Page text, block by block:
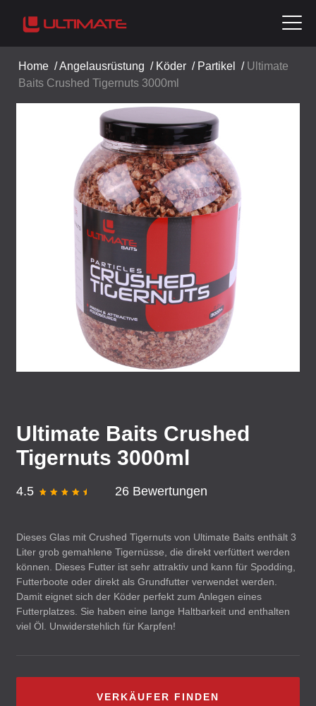
Home /Angelausrüstung / Köder / Partikel / Ultimate
Baits Crushed Tigernuts 3000ml
Ultimate Baits Crushed
Tigernuts 3000ml
4.5 26 Bewertungen
Dieses Glas mit Crushed Tigernuts von Ultimate Baits enthält 3
Liter grob gemahlene Tigernüsse, die direkt verfüttert werden
können. Dieses Futter ist sehr attraktiv und kann für Spodding,
Futterboote oder direkt als Grundfutter verwendet werden.
Damit eignet sich der Köder perfekt zum Anlegen eines
Futterplatzes. Sie haben eine lange Haltbarkeit und enthalten
viel Öl. Unwiderstehlich für Karpfen!
VERKÄUFER FINDEN